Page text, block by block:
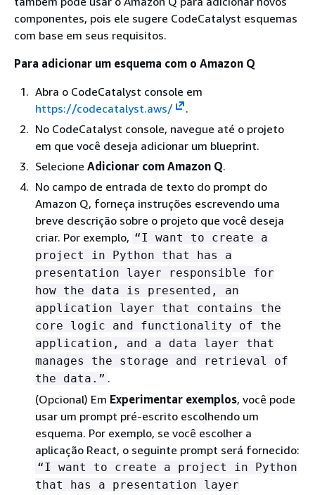
componentes, pois ele sugere CodeCatalyst esquemas
com base em seus requisitos.
Para adicionar um esquema com o Amazon Q
Abra o CodeCatalyst console em
https://codecatalyst.aws/
.
No CodeCatalyst console, navegue até o projeto
em que você deseja adicionar um blueprint.
Selecione Adicionar com Amazon Q.
No campo de entrada de texto do prompt do
Amazon Q, forneça instruções escrevendo uma
breve descrição sobre o projeto que você deseja
criar. Por exemplo, “I want to create a
project in Python that has a
presentation layer responsible for
how the data is presented, an
application layer that contains the
core logic and functionality of the
application, and a data layer that
manages the storage and retrieval of
the data.” .
(Opcional) Em Experimentar exemplos, você pode
usar um prompt pré-escrito escolhendo um
esquema. Por exemplo, se você escolher a
aplicação React, o seguinte prompt será fornecido:
“I want to create a project in Python
that has a presentation layer